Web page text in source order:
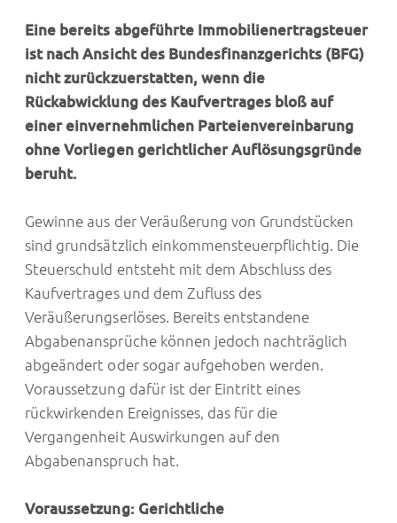
Eine bereits abgeführte Immobilienertragsteuer
ist nach Ansicht des Bundesfinanzgerichts (BFG)
nicht zurückzuerstatten, wenn die
Rückabwicklung des Kaufvertrages bloß auf
einer einvernehmlichen Parteienvereinbarung
ohne Vorliegen gerichtlicher Auflösungsgründe
beruht.
Gewinne aus der Veräußerung von Grundstücken
sind grundsätzlich einkommensteuerpflichtig. Die
Steuerschuld entsteht mit dem Abschluss des
Kaufvertrages und dem Zufluss des
Veräußerungserlöses. Bereits entstandene
Abgabenansprüche können jedoch nachträglich
abgeändert oder sogar aufgehoben werden.
Voraussetzung dafür ist der Eintritt eines
rückwirkenden Ereignisses, das für die
Vergangenheit Auswirkungen auf den
Abgabenanspruch hat.
Voraussetzung: Gerichtliche